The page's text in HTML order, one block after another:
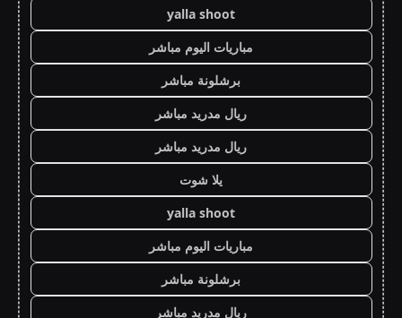
yalla shoot
مباريات اليوم مباشر
برشلونة مباشر
ريال مدريد مباشر
ريال مدريد مباشر
يلا شوت
yalla shoot
مباريات اليوم مباشر
برشلونة مباشر
ريال مدريد مباشر